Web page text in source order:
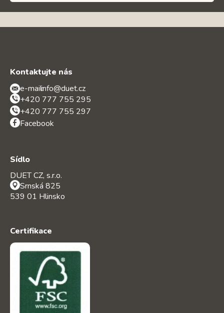
Kontaktujte nás
e-mail:info@duet.cz
+420 777 755 295
+420 777 755 297
Facebook
Sídlo
DUET CZ, s.r.o.
Srnská 825
539 01 Hlinsko
Certifikace